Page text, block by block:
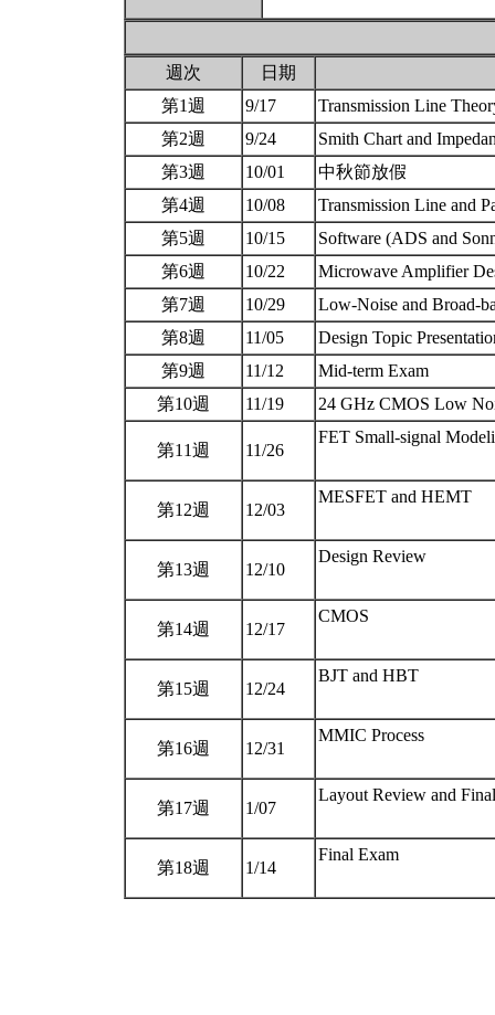
週次
日期
第1週
9/17
Transmission Line
第2週
9/24
Smith Chart and
第3週
10/01
中秋節放假
第4週
10/08
Transmission Line and
第5週
10/15
Software (ADS and
第6週
10/22
Microwave Amplifier
第7週
10/29
Low-Noise and Broad-
第8週
11/05
Design Topic
第9週
11/12
Mid-term Exam
第10週
11/19 24 GHz CMOS Low
第11週 11/26
FET Small-signal
第12週 12/03
MESFET and HEMT
第13週 12/10
Design Review
第14週 12/17
CMOS
第15週 12/24
BJT and HBT
第16週 12/31
MMIC Process
第17週 1/07
Layout Review and
第18週 1/14
Final Exam